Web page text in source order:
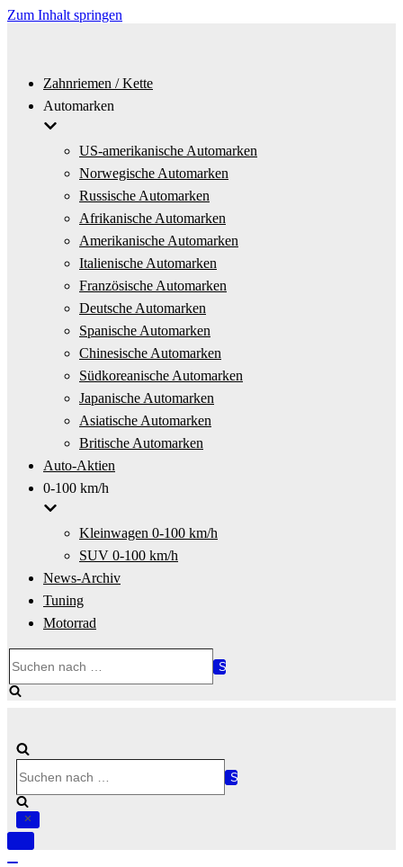
Zum Inhalt springen
Zahnriemen / Kette
Automarken
US-amerikanische Automarken
Norwegische Automarken
Russische Automarken
Afrikanische Automarken
Amerikanische Automarken
Italienische Automarken
Französische Automarken
Deutsche Automarken
Spanische Automarken
Chinesische Automarken
Südkoreanische Automarken
Japanische Automarken
Asiatische Automarken
Britische Automarken
Auto-Aktien
0-100 km/h
Kleinwagen 0-100 km/h
SUV 0-100 km/h
News-Archiv
Tuning
Motorrad
nach …
nach …
Navigation